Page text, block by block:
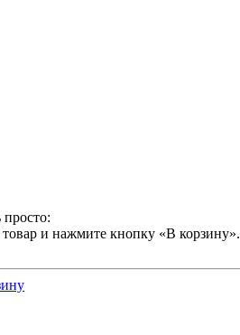
и нажмите кнопку «В корзину».